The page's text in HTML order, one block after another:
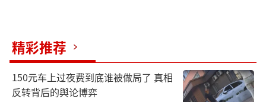
3）
精彩推荐
150元车上过夜费到底谁被做局了 真相
反转背后的舆论博弈